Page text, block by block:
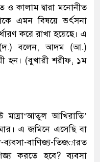
কালাম দ্বারা মনোনীত
এমন বিষয়ে ভর্ৎসনা
করে রাখা হয়েছে। এ
(দ.) বলেন, আদম (আ.)
হন। (বুখারী শরীফ, ১ম
মায্রা‘আতুল আখিরাতি’
এ জমিনে এসেছি বা
বাণিজ্য-তিজারত
করতে হবে? ব্যবসা